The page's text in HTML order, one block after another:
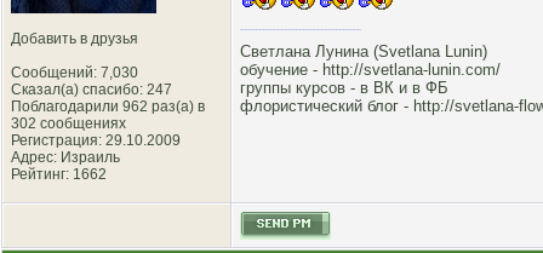
Добавить в друзья
Сообщений: 7,030
Сказал(а) спасибо: 247
Поблагодарили 962 раз(а) в
302 сообщениях
Регистрация: 29.10.2009
Адрес: Израиль
Рейтинг: 1662
Светлана Лунина (Svetlana Lunin)
обучение - http://svetlana-lunin.com/
группы курсов - в ВК и в ФБ
флористический блог - http://svetlana-